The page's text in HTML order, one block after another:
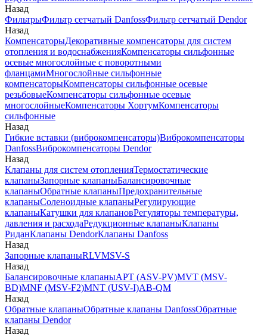
Назад
ФильтрыФильтр сетчатый DanfossФильтр сетчатый Dendor
Назад
КомпенсаторыДекоративные компенсаторы для систем
отопления и водоснабженияКомпенсаторы сильфонные
осевые многослойные с поворотными
фланцамиМногослойные сильфонные
компенсаторыКомпенсаторы сильфонные осевые
резьбовыеКомпенсаторы сильфонные осевые
многослойныеКомпенсаторы ХортумКомпенсаторы
сильфонные
Назад
Гибкие вставки (виброкомпенсаторы)Виброкомпенсаторы
DanfossВиброкомпенсаторы Dendor
Назад
Клапаны для систем отопленияТермостатические
клапаныЗапорные клапаныБалансировочные
клапаныОбратные клапаныПредохранительные
клапаныСоленоидные клапаныРегулирующие
клапаныКатушки для клапановРегуляторы температуры,
давления и расходаРедукционные клапаныКлапаны
РиданКлапаны DendorКлапаны Danfoss
Назад
Запорные клапаныRLVMSV-S
Назад
Балансировочные клапаныAPT (ASV-PV)MVT (MSV-
BD)MNF (MSV-F2)MNT (USV-I)AB-QM
Назад
Обратные клапаныОбратные клапаны DanfossОбратные
клапаны Dendor
Назад